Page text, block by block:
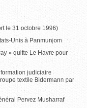
le 31 octobre 1996)
Unis à Panmunjom
» quitte Le Havre pour
judiciaire
textile Bidermann par
Pervez Musharraf